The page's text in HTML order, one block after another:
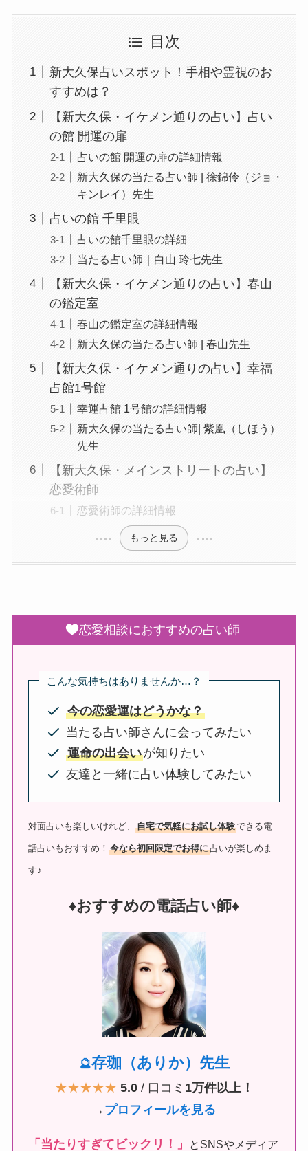
目次
新大久保占いスポット！手相や霊視のお
すすめは？
【新大久保・イケメン通りの占い】占い
の館 開運の扉
占いの館 開運の扉の詳細情報
新大久保の当たる占い師 | 徐錦伶（ジョ・
キンレイ）先生
占いの館 千里眼
占いの館千里眼の詳細
当たる占い師｜白山 玲七先生
【新大久保・イケメン通りの占い】春山
の鑑定室
春山の鑑定室の詳細情報
新大久保の当たる占い師 | 春山先生
【新大久保・イケメン通りの占い】幸福
占館1号館
幸運占館 1号館の詳細情報
新大久保の当たる占い師| 紫凰（しほう）
先生
【新大久保・メインストリートの占い】
恋愛術師
恋愛術師の詳細情報
もっと見る
恋愛相談におすすめの占い師
こんな気持ちはありませんか…？
今の恋愛運はどうかな？
当たる占い師さんに会ってみたい
運命の出会いが知りたい
友達と一緒に占い体験してみたい
対面占いも楽しいけれど、自宅で気軽にお試し体験できる電
話占いもおすすめ！今なら初回限定でお得に占いが楽しめま
す♪
♦︎おすすめの電話占い師♦︎
🔮存珈（ありか）先生
★★★★★ 5.0/ 口コミ 1万件以上！
→ プロフィールを見る
「当たりすぎてビックリ！」 とSNSやメディア